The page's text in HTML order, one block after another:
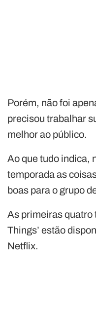
Porém, não foi
precisou trabalhar
melhor ao público.
Ao que tudo indica,
temporada as
boas para o grupo
As primeiras quatro
Things’ estão
Netflix.